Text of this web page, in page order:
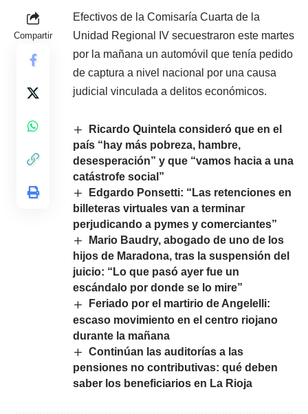
Compartir
Efectivos de la Comisaría Cuarta de la
Unidad Regional IV secuestraron este martes
por la mañana un automóvil que tenía pedido
de captura a nivel nacional por una causa
judicial vinculada a delitos económicos.
Ricardo Quintela consideró que en el
país “hay más pobreza, hambre,
desesperación” y que “vamos hacia a una
catástrofe social”
Edgardo Ponsetti: “Las retenciones en
billeteras virtuales van a terminar
perjudicando a pymes y comerciantes”
Mario Baudry, abogado de uno de los
hijos de Maradona, tras la suspensión del
juicio: “Lo que pasó ayer fue un
escándalo por donde se lo mire”
Feriado por el martirio de Angelelli:
escaso movimiento en el centro riojano
durante la mañana
Continúan las auditorías a las
pensiones no contributivas: qué deben
saber los beneficiarios en La Rioja